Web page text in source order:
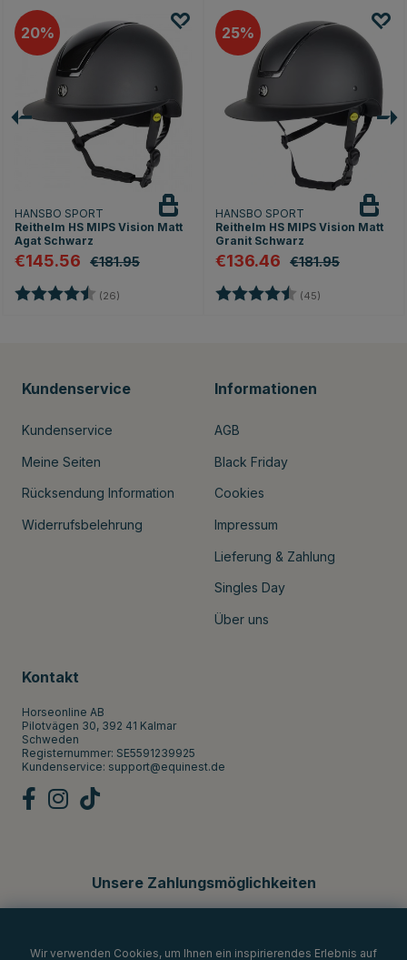
20
HANSBO SPORT
Reithelm HS MIPS Vision Matt
Agat Schwarz
€145.56 €181.95
Bewertung: (26) 4.7 von 5 Sternen
25
HANSBO SPORT
Reithelm HS MIPS Vision Matt
Granit Schwarz
€136.46 €181.95
Bewertung: (45)
Kundenservice
Kundenservice
Meine Seiten
Rücksendung Information
Widerrufsbelehrung
Informationen
AGB
Black Friday
Cookies
Impressum
Lieferung & Zahlung
Singles Day
Über uns
Kontakt
Horseonline AB
Pilotvägen 30, 392 41 Kalmar
Schweden
Registernummer: SE5591239925
Kundenservice: support@equinest.de
Unsere Zahlungsmöglichkeiten
Wir verwenden Cookies, um Ihnen ein inspirierendes Erlebnis auf